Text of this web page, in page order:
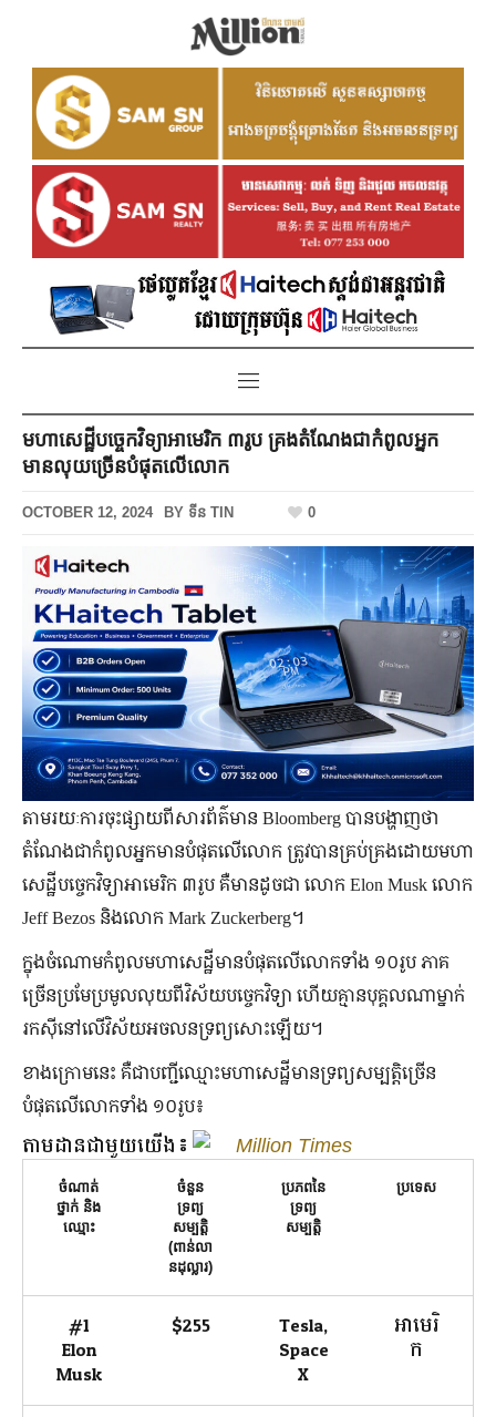
មហាសេដ្ឋីបច្ចេកវិទ្យាអាមេរិក ៣រូប គ្រងតំណែងជាកំពូលអ្នក
មានលុយច្រើនបំផុតលើលោក
OCTOBER 12, 2024 BY ទីន TIN 0
តាមរយៈការចុះផ្សាយពីសារព័ត៌មាន Bloomberg បានបង្ហាញថា
តំណែងជាកំពូលអ្នកមានបំផុតលើលោក ត្រូវបានគ្រប់គ្រងដោយមហា
សេដ្ឋីបច្ចេកវិទ្យាអាមេរិក ៣រូប គឺមានដូចជា លោក Elon Musk លោក
Jeff Bezos និងលោក Mark Zuckerberg។
ក្នុងចំណោមកំពូលមហាសេដ្ឋីមានបំផុតលើលោកទាំង ១០រូប ភាគ
ច្រើនប្រមែប្រមូលលុយពីវិស័យបច្ចេកវិទ្យា ហើយគ្មានបុគ្គលណាម្នាក់
រកស៊ីនៅលើវិស័យអចលនទ្រព្យសោះឡើយ។
ខាងក្រោមនេះ គឺជាបញ្ជីឈ្មោះមហាសេដ្ឋីមានទ្រព្យសម្បត្តិច្រើន
បំផុតលើលោកទាំង ១០រូប៖
តាមដានជាមួយយើង៖ Million Times
ចំណាត់
ថ្នាក់ និង
ឈ្មោះ
ចំនួន
ទ្រព្យ
សម្បត្តិ
(ពាន់លា
នដុល្លារ)
ប្រភពនៃ
ទ្រព្យ
សម្បត្តិ
ប្រទេស
#1
Elon
Musk
$255 Tesla,
Space
X
អាមេរិ
ក